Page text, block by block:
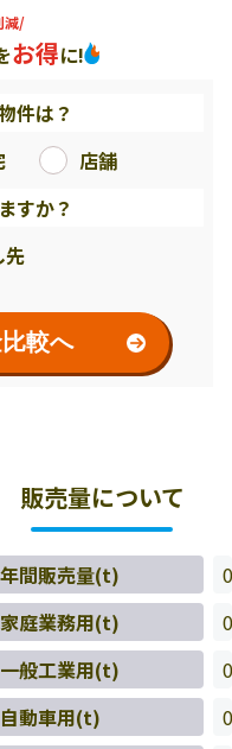
減/
お得に!
件は？
店舗
すか？
先
比較へ
販売量について
年間販売量(t)
0
家庭業務用(t)
0
一般工業用(t)
0
自動車用(t)
0